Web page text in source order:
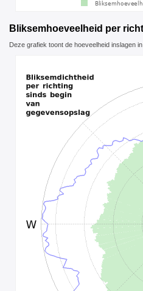
Bliksemhoeveelheid per
Deze grafiek toont de hoeveelheid inslagen